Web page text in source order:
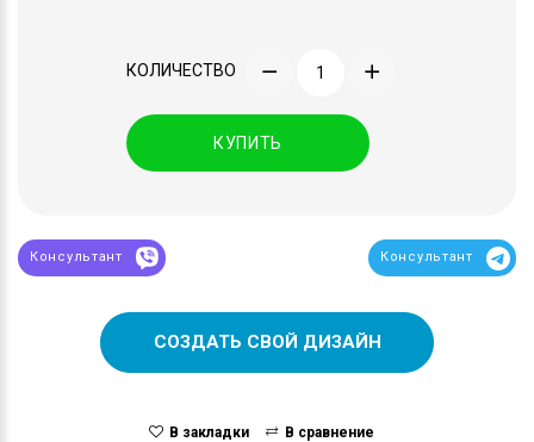
КОЛИЧЕСТВО
КУПИТЬ
Консультант Консультант
СОЗДАТЬ СВОЙ ДИЗАЙН
В закладки В сравнение